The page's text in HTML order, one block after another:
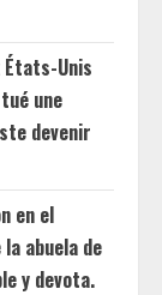
Unis
une
devenir
en el
abuela de
y devota.